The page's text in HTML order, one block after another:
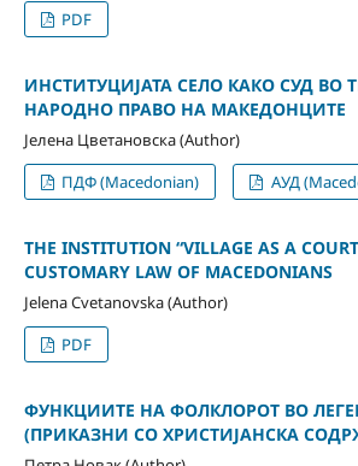
PDF
ИНСТИТУЦИЈАТА СЕЛО КАКО СУД ВО
НАРОДНО ПРАВО НА МАКЕДОНЦИТЕ
Јелена Цветановска (Author)
ПДФ (Macedonian)
АУД
THE INSTITUTION “VILLAGE AS A
CUSTOMARY LAW OF MACEDONIANS
Jelena Cvetanovska (Author)
PDF
ФУНКЦИИТЕ НА ФОЛКЛОРОТ ВО
(ПРИКАЗНИ СО ХРИСТИЈАНСКА